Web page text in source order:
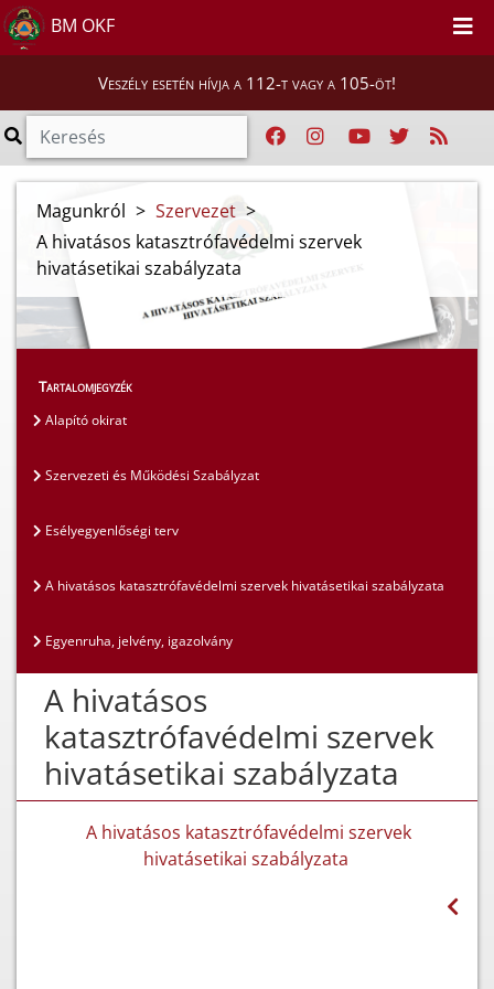
BM OKF
Veszély esetén hívja a 112-t vagy a 105-öt!
Magunkról > Szervezet >
A hivatásos katasztrófavédelmi szervek
hivatásetikai szabályzata
Tartalomjegyzék
Alapító okirat
Szervezeti és Működési Szabályzat
Esélyegyenlőségi terv
A hivatásos katasztrófavédelmi szervek hivatásetikai szabályzata
Egyenruha, jelvény, igazolvány
A hivatásos
katasztrófavédelmi szervek
hivatásetikai szabályzata
A hivatásos katasztrófavédelmi szervek
hivatásetikai szabályzata